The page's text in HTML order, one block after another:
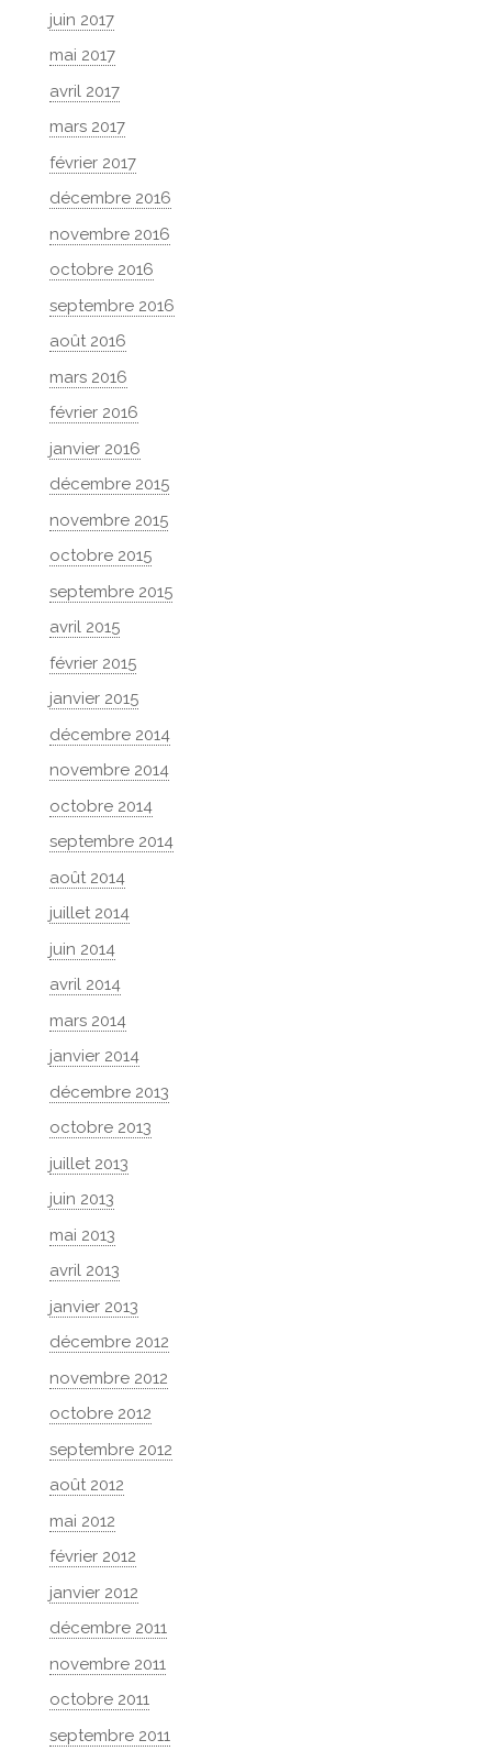
juin 2017
mai 2017
avril 2017
mars 2017
février 2017
décembre 2016
novembre 2016
octobre 2016
septembre 2016
août 2016
mars 2016
février 2016
janvier 2016
décembre 2015
novembre 2015
octobre 2015
septembre 2015
avril 2015
février 2015
janvier 2015
décembre 2014
novembre 2014
octobre 2014
septembre 2014
août 2014
juillet 2014
juin 2014
avril 2014
mars 2014
janvier 2014
décembre 2013
octobre 2013
juillet 2013
juin 2013
mai 2013
avril 2013
janvier 2013
décembre 2012
novembre 2012
octobre 2012
septembre 2012
août 2012
mai 2012
février 2012
janvier 2012
décembre 2011
novembre 2011
octobre 2011
septembre 2011